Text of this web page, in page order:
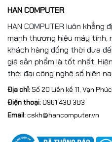
Nâng cấp toàn
hệ trước
So với Zephyrus G14 đời
vượt trội nhờCPU AI thế hệ
trong khi vẫn giữ thiết kế
Kích thước
Trọng lượng 1,5 Kg
Màu sắc Grey
Chất liệu Vỏ nhôm
Phụ kiện Túi
Phụ kiện
5A, 100W,
ROG
HAN COMPUTER
HAN COMPUTER luôn
mạnh thương hiệu máy tính,
khách hàng đồng thời đưa
giá sản phẩm là tốt nhất,
thời đại công nghệ số hiện
Địa chỉ:Số 20 Liền kề 11, Vạn
Điện thoại:0961 430 383
Email:cskh@hancomputer.vn